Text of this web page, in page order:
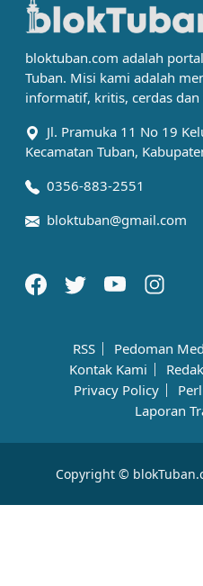
bloktuban.com adalah
Tuban. Misi kami adalah
informatif, kritis, cerdas dan
Jl. Pramuka 11 No 19
Kecamatan Tuban,
0356-883-2551
bloktuban@gmail.com
RSS Pedoman
Kontak Kami
Privacy Policy
Laporan
Copyright ©